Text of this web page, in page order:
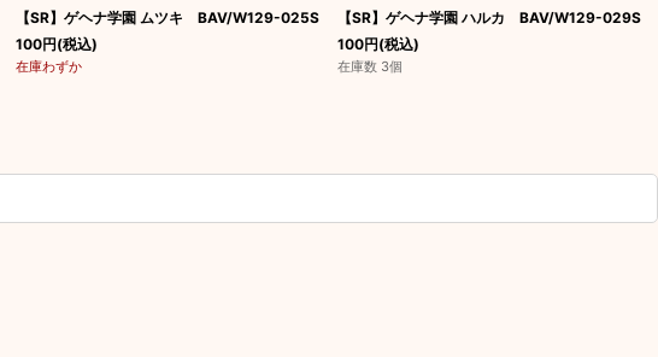
【SR】ゲヘナ学園 ムツキ BAV/W129-025S
100円(税込)
在庫わずか
【SR】ゲヘナ学園 ハルカ BAV/W129-029S
100円(税込)
在庫数 3個